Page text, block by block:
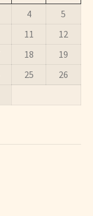
4
5
11
12
18
19
25
26